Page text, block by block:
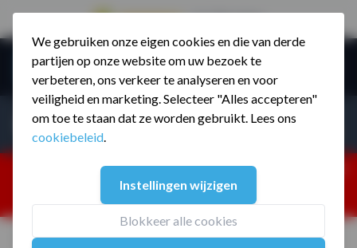
We gebruiken onze eigen cookies en die van derde
partijen op onze website om uw bezoek te
verbeteren, ons verkeer te analyseren en voor
veiligheid en marketing. Selecteer "Alles accepteren"
om toe te staan dat ze worden gebruikt. Lees ons
cookiebeleid.
Instellingen wijzigen
Blokkeer alle cookies
Ga naar de inhoud
Menu
Producten zoeken...
25% korting ivm vakantiesluiting. Gebruik code:
ZOMERMP. muv vloeren, fitnesstoestellen, boksartikelen,
zakelijk en dealer inlog. Verzending vanaf 19 aug.
Home / Heavy Sprinttrack Custom-Made